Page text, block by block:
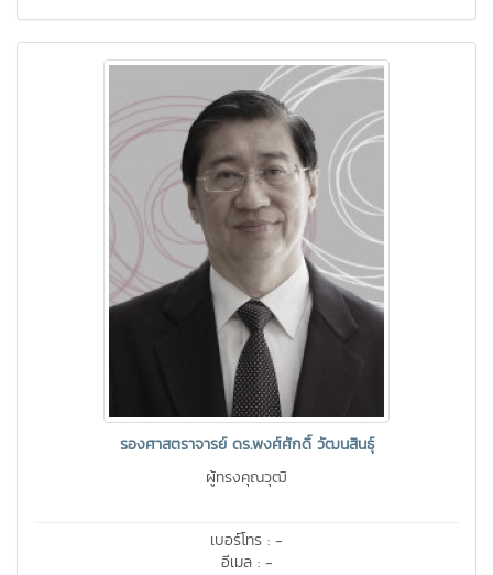
รองศาสตราจารย์ ดร.พงศ์ศักดิ์ วัฒนสินธุ์
ผู้ทรงคุณวุฒิ
เบอร์โทร : -
อีเมล : -